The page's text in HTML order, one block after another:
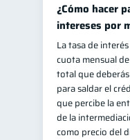
¿Cómo hacer
intereses por
La tasa de
cuota mensual
total que
para saldar el
que percibe la
de la
como precio del